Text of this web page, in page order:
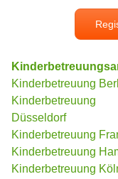
Kinderbetreuung
Kinderbetreuung
Düsseldorf
Kinderbetreuung
Kinderbetreuung
Kinderbetreuung